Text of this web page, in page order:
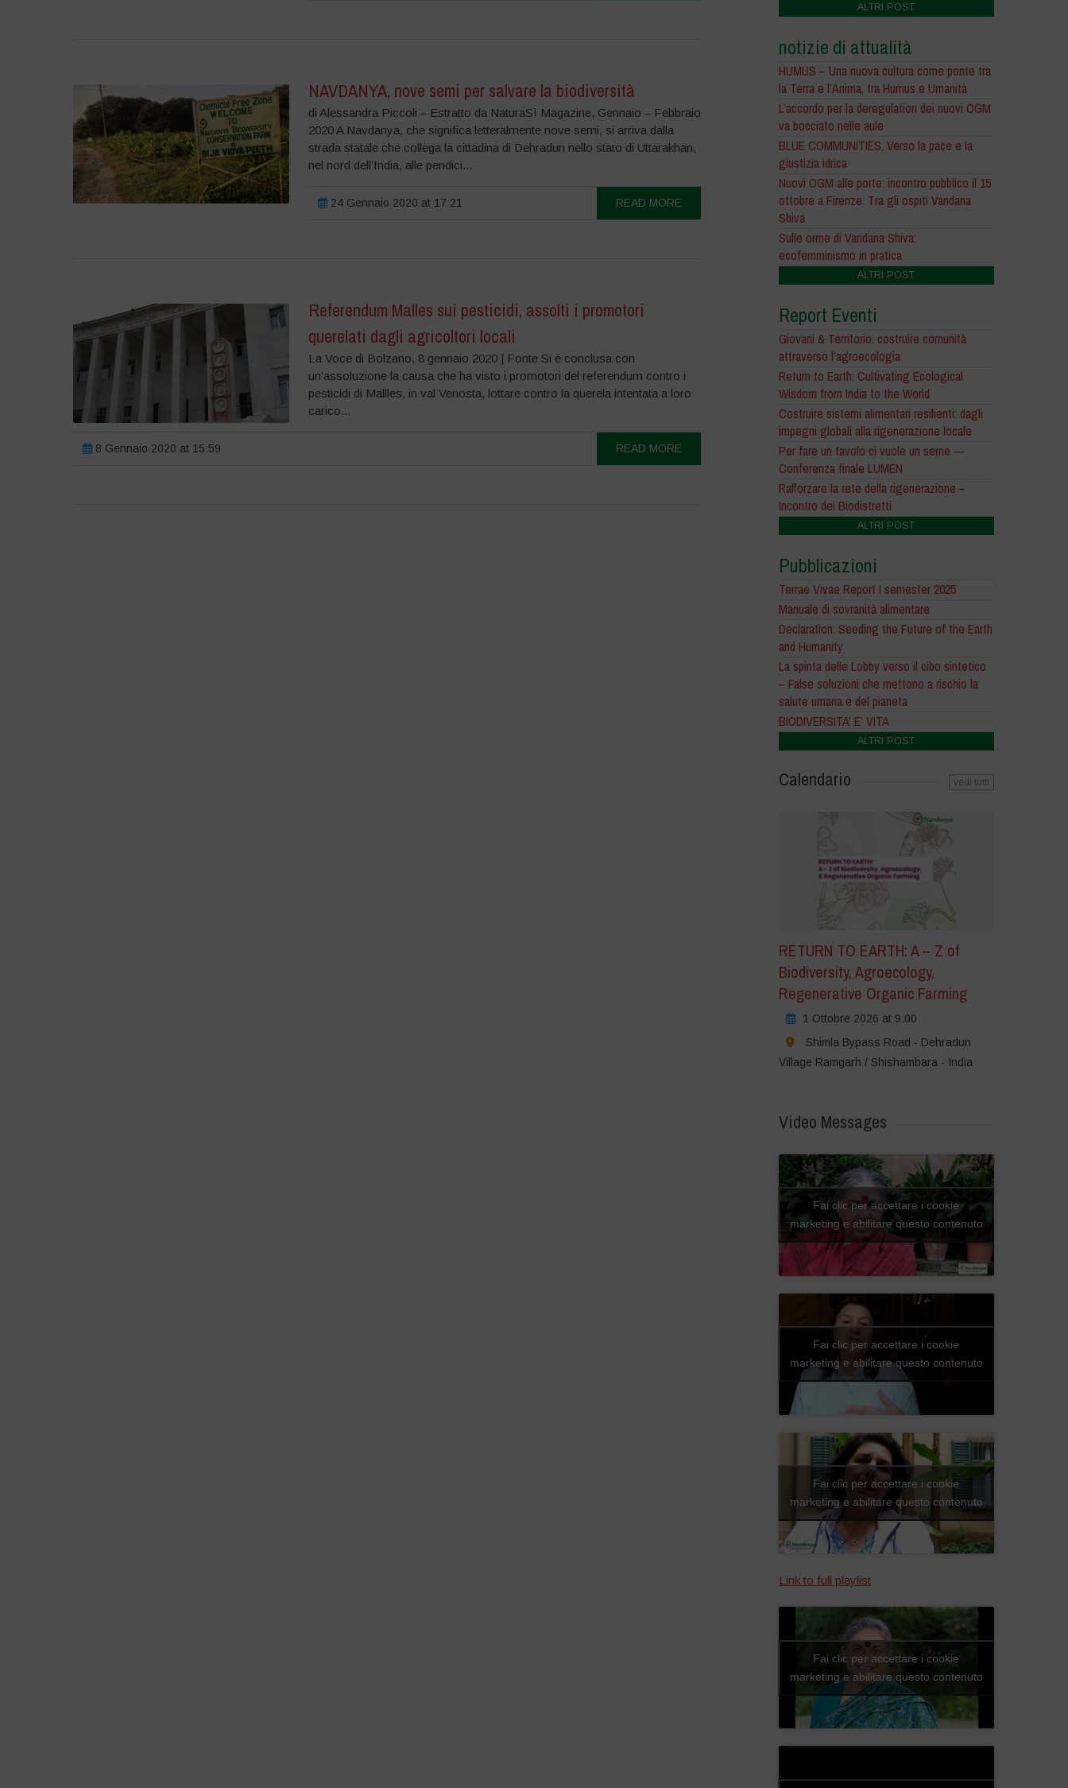
NAVDANYA, nove semi per salvare la biodiversità
di Alessandra Piccoli – Estratto da NaturaSì Magazine, Gennaio – Febbraio
2020 A Navdanya, che significa letteralmente nove semi, si arriva dalla
strada statale che collega la cittadina di Dehradun nello stato di Uttarakhan,
nel nord dell’India, alle pendici...
24 Gennaio 2020 at 17:21 READ MORE
Referendum Malles sui pesticidi, assolti i promotori
querelati dagli agricoltori locali
La Voce di Bolzano, 8 gennaio 2020 | Fonte Si è conclusa con
un’assoluzione la causa che ha visto i promotori del referendum contro i
pesticidi di Mallles, in val Venosta, lottare contro la querela intentata a loro
carico...
8 Gennaio 2020 at 15:59 READ MORE
ALTRI POST
notizie di attualità
HUMUS – Una nuova cultura come ponte tra
la Terra e l’Anima, tra Humus e Umanità
L’accordo per la deregulation dei nuovi OGM
va bocciato nelle aule
BLUE COMMUNITIES. Verso la pace e la
giustizia idrica
Nuovi OGM alle porte: incontro pubblico il 15
ottobre a Firenze. Tra gli ospiti Vandana
Shiva
Sulle orme di Vandana Shiva:
ecofemminismo in pratica
ALTRI POST
Report Eventi
Giovani & Territorio: costruire comunità
attraverso l’agroecologia
Return to Earth: Cultivating Ecological
Wisdom from India to the World
Costruire sistemi alimentari resilienti: dagli
impegni globali alla rigenerazione locale
Per fare un tavolo ci vuole un seme —
Conferenza finale LUMEN
Rafforzare la rete della rigenerazione –
Incontro dei Biodistretti
ALTRI POST
Pubblicazioni
Terrae Vivae Report I semester 2025
Manuale di sovranità alimentare
Declaration: Seeding the Future of the Earth
and Humanity
La spinta delle Lobby verso il cibo sintetico
– False soluzioni che mettono a rischio la
salute umana e del pianeta
BIODIVERSITA’ E’ VITA
ALTRI POST
Calendario vedi tutti
RETURN TO EARTH: A – Z of
Biodiversity, Agroecology,
Regenerative Organic Farming
1 Ottobre 2026 at 9:00
Shimla Bypass Road - Dehradun
Village Ramgarh / Shishambara - India
Video Messages
Fai clic per accettare i cookie
marketing e abilitare questo contenuto
Fai clic per accettare i cookie
marketing e abilitare questo contenuto
Fai clic per accettare i cookie
marketing e abilitare questo contenuto
Link to full playlist
Fai clic per accettare i cookie
marketing e abilitare questo contenuto